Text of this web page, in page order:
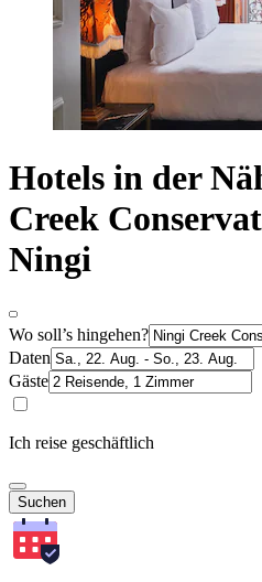
Hotels in der
Creek
Ningi
Wo soll’s hingehen?
Daten
Gäste
Ich reise geschäftlich
Suchen